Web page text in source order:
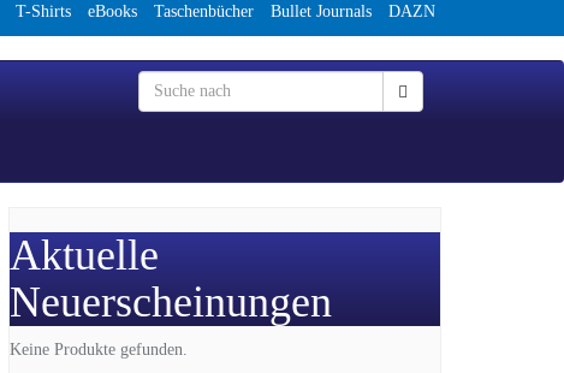
T-Shirts eBooks Taschenbücher Bullet Journals DAZN
Aktuelle
Neuerscheinungen
Keine Produkte gefunden.